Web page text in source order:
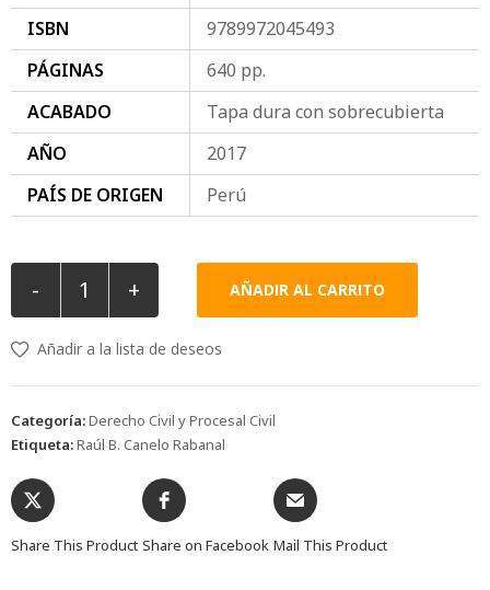
ISBN
9789972045493
PÁGINAS
640 pp.
ACABADO
Tapa dura con sobrecubierta
AÑO
2017
PAÍS DE ORIGEN
Perú
- + AÑADIR AL CARRITO
Añadir a la lista de deseos
Categoría:Derecho Civil y Procesal Civil
Etiqueta:Raúl B. Canelo Rabanal
Share This Product Share on Facebook Mail This Product